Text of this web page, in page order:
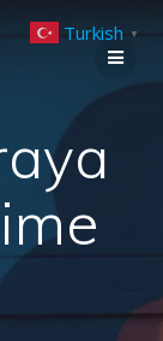
Turkish ▼